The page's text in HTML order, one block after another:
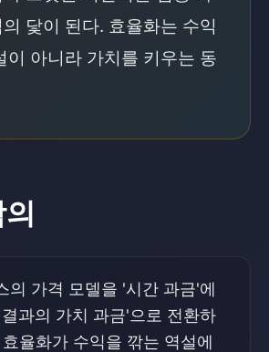
닻이 된다. 효율화는 수익
이 아니라 가치를 키우는 동
의 가격 모델을 '시간 과금'에
과의 가치 과금'으로 전환하
율화가 수익을 깎는 역설에